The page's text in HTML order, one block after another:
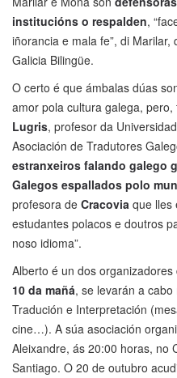
institucións o respalden,
iñorancia e mala fe”, di
Galicia Bilingüe.
O certo é que ámbalas dúas
amor pola cultura galega,
Lugris, profesor da
Asociación de Tradutores
estranxeiros falando galego
Galegos espallados polo
profesora de Cracovia que lles
estudantes polacos e doutros
noso idioma”.
Alberto é un dos organizadores
10 da mañá, se levarán a cabo
Tradución e Interpretación
cine…). A súa asociación
Aleixandre, ás 20:00 horas, no
Santiago. O 20 de outubro